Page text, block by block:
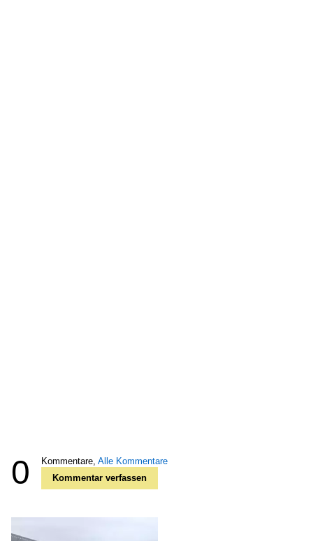
0 Kommentare, Alle Kommentare
Kommentar verfassen